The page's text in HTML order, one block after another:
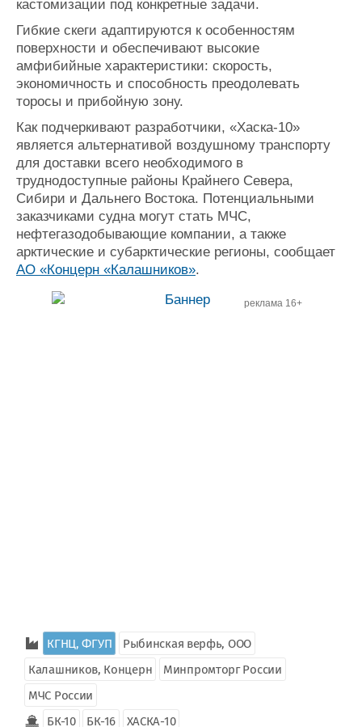
кастомизации под конкретные задачи.
Гибкие скеги адаптируются к особенностям
поверхности и обеспечивают высокие
амфибийные характеристики: скорость,
экономичность и способность преодолевать
торосы и прибойную зону.
Как подчеркивают разработчики, «Хаска-10»
является альтернативой воздушному транспорту
для доставки всего необходимого в
труднодоступные районы Крайнего Севера,
Сибири и Дальнего Востока. Потенциальными
заказчиками судна могут стать МЧС,
нефтегазодобывающие компании, а также
арктические и субарктические регионы, сообщает
АО «Концерн «Калашников».
реклама 16+
КГНЦ, ФГУП
Рыбинская верфь, ООО
Калашников, Концерн
Минпромторг России
МЧС России
БК-10
БК-16
ХАСКА-10